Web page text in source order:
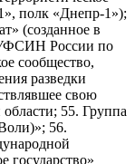
полк «Днепр-1»);
(созданное в
России по
сообщество,
разведки
свою
области; 55. Группа
56.
государство»